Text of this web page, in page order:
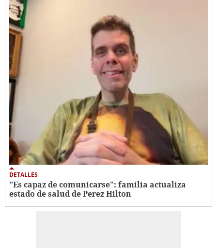
DETALLES
"Es capaz de comunicarse": familia actualiza
estado de salud de Perez Hilton